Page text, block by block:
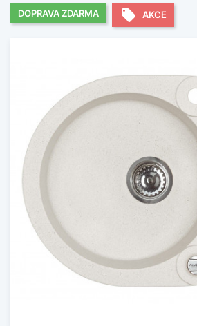
DOPRAVA ZDARMA local_offer AKCE